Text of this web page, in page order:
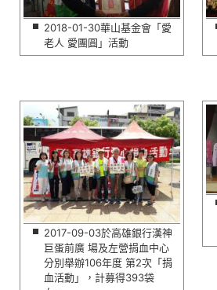
2018-01-30華山基金會「愛
老人 愛團圓」活動
2017-09-03於高雄銀行漢神
巨蛋前廣 場及左營捐血中心
分別舉辦106年度 第2次「捐
血活動」，計募得393袋